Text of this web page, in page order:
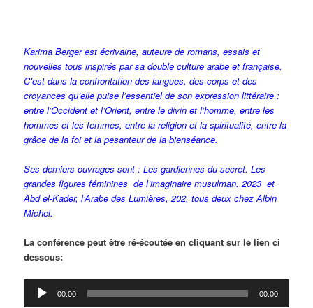
Karima Berger est écrivaine, auteure de romans, essais et
nouvelles tous inspirés par sa double culture arabe et française.
C’est dans la confrontation des langues, des corps et des
croyances qu’elle puise l’essentiel de son expression littéraire :
entre l’Occident et l’Orient, entre le divin et l’homme, entre les
hommes et les femmes, entre la religion et la spiritualité, entre la
grâce de la foi et la pesanteur de la bienséance.
Ses derniers ouvrages sont : Les gardiennes du secret. Les
grandes figures féminines de l’imaginaire musulman. 2023 et
Abd el-Kader, l’Arabe des Lumières, 202, tous deux chez Albin
Michel.
La conférence peut être ré-écoutée en cliquant sur le lien ci
dessous:
Lecteur
audio
00:00 00:00